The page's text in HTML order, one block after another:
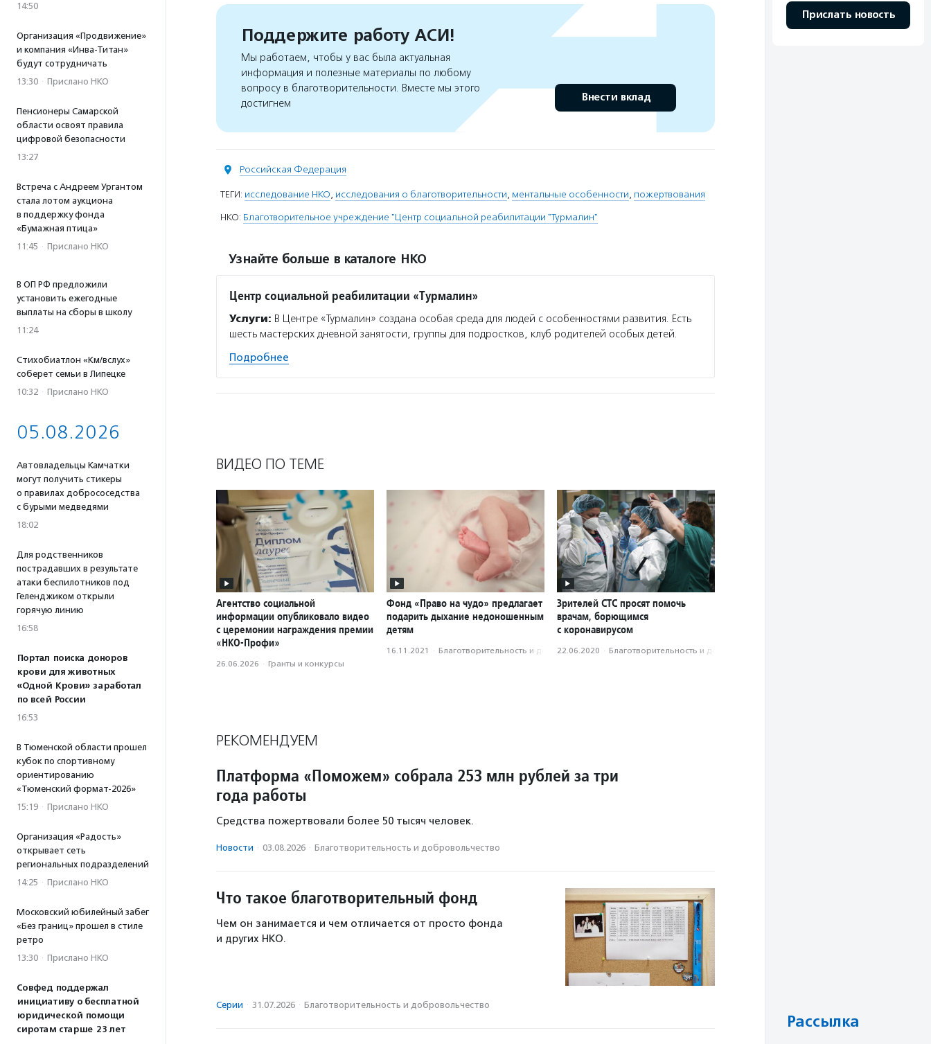
14:50
Организация «Продвижение»
и компания «Инва-Титан»
будут сотрудничать
13:30 · Прислано НКО
Пенсионеры Самарской
области освоят правила
цифровой безопасности
13:27
Встреча с Андреем Ургантом
стала лотом аукциона
в поддержку фонда
«Бумажная птица»
11:45 · Прислано НКО
В ОП РФ предложили
установить ежегодные
выплаты на сборы в школу
11:24
Стихобиатлон «Км/вслух»
соберет семьи в Липецке
10:32 · Прислано НКО
05.08.2026
Автовладельцы Камчатки
могут получить стикеры
о правилах добрососедства
с бурыми медведями
18:02
Для родственников
пострадавших в результате
атаки беспилотников под
Геленджиком открыли
горячую линию
16:58
Портал поиска доноров
крови для животных
«Одной Крови» заработал
по всей России
16:53
В Тюменской области прошел
кубок по спортивному
ориентированию
«Тюменский формат-2026»
15:19 · Прислано НКО
Организация «Радость»
открывает сеть
региональных подразделений
14:25 · Прислано НКО
Московский юбилейный забег
«Без границ» прошел в стиле
ретро
13:30 · Прислано НКО
Совфед поддержал
инициативу о бесплатной
юридической помощи
сиротам старше 23 лет
Поддержите работу АСИ!
Мы работаем, чтобы у вас была актуальная
информация и полезные материалы по любому
вопросу в благотворительности. Вместе мы этого
достигнем
Внести вклад
Российская Федерация
ТЕГИ: исследование НКО, исследования о благотворительности, ментальные особенности, пожертвования
НКО: Благотворительное учреждение "Центр социальной реабилитации "Турмалин"
Узнайте больше в каталоге НКО
Центр социальной реабилитации «Турмалин»
Услуги: В Центре «Турмалин» создана особая среда для людей с особенностями развития. Есть
шесть мастерских дневной занятости, группы для подростков, клуб родителей особых детей.
Подробнее
ВИДЕО ПО ТЕМЕ
Агентство социальной
информации опубликовало видео
с церемонии награждения премии
«НКО-Профи»
26.06.2026 · Гранты и конкурсы
Фонд «Право на чудо» предлагает
подарить дыхание недоношенным
детям
16.11.2021 · Благотвори­тель­ность и доброволь­чест­во
Зрителей СТС просят помочь
врачам, борющимся
с коронавирусом
22.06.2020 · Благотвори­тель­ность и доброволь­чест­во
РЕКОМЕНДУЕМ
Платформа «Поможем» собрала 253 млн рублей за три
года работы
Средства пожертвовали более 50 тысяч человек.
Новости · 03.08.2026 · Благотвори­тель­ность и доброволь­чест­во
Что такое благотворительный фонд
Чем он занимается и чем отличается от просто фонда
и других НКО.
Серии · 31.07.2026 · Благотвори­тель­ность и доброволь­чест­во
Прислать новость
Рассылка